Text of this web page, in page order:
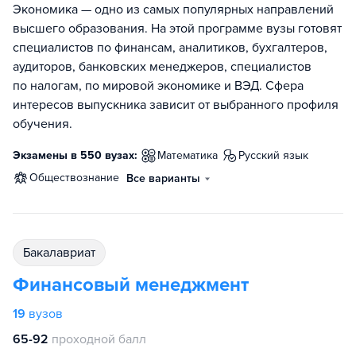
Экономика — одно из самых популярных направлений
высшего образования. На этой программе вузы готовят
специалистов по финансам, аналитиков, бухгалтеров,
аудиторов, банковских менеджеров, специалистов
по налогам, по мировой экономике и ВЭД. Сфера
интересов выпускника зависит от выбранного профиля
обучения.
Экзамены в 550 вузах: математика
русский язык
обществознание Все варианты
бакалавриат
Финансовый менеджмент
19 вузов
65-92 проходной балл